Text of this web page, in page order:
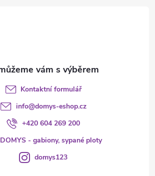
Kontaktní formulář
info@domys-eshop.cz
+420 604 269 200
DOMYS - gabiony, sypané ploty
domys123